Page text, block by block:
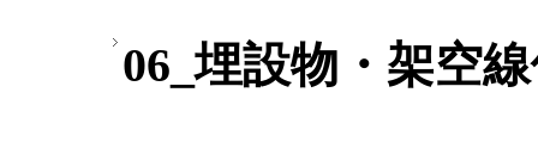
06_埋設物・架空